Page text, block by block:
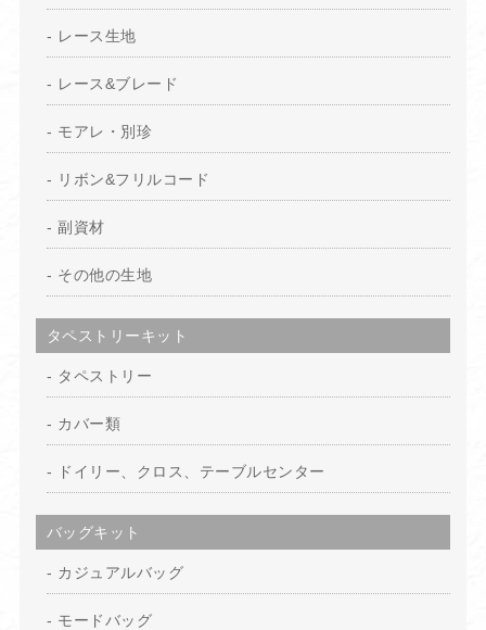
レース生地
レース&ブレード
モアレ・別珍
リボン&フリルコード
副資材
その他の生地
タペストリーキット
タペストリー
カバー類
ドイリー、クロス、テーブルセンター
バッグキット
カジュアルバッグ
モードバッグ